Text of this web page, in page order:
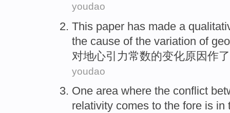
youdao
This paper has made a
the cause of the variation of
对地心引力常数的变化原因作了
youdao
One area where the conflict
relativity comes to the fore is in